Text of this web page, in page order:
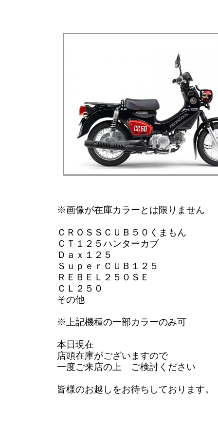
※画像が在庫カラーとは限りません
ＣＲＯＳＳＣＵＢ５０くまもん
ＣＴ１２５ハンターカブ
Ｄａｘ１２５
ＳｕｐｅｒＣＵＢ１２５
ＲＥＢＥＬ２５０ＳＥ
ＣＬ２５０
その他
※上記機種の一部カラーのみ可
本日現在
店頭在庫がございますので
一度ご来店の上 ご検討ください
皆様のお越しをお待ちしております。